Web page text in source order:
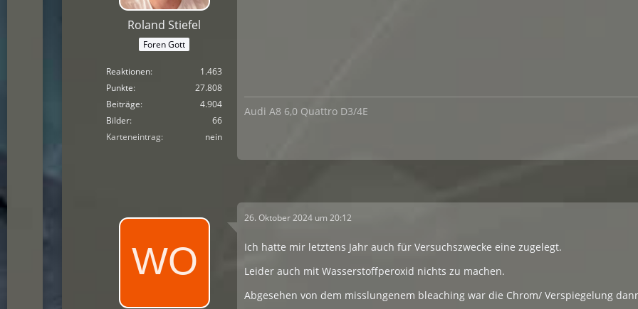
Roland Stiefel
Foren Gott
Reaktionen
1.463
Punkte
27.808
Beiträge
4.904
Bilder
66
Karteneintrag
nein
Audi A8 6,0 Quattro D3/4E
26. Oktober 2024 um 20:12
Ich hatte mir letztens Jahr auch für Versuchszwecke eine zugelegt.
Leider auch mit Wasserstoffperoxid nichts zu machen.
Abgesehen von dem misslungenem bleaching war die Chrom/ Verspiegelung